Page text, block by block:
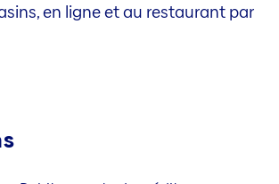
en ligne et au restaurant par